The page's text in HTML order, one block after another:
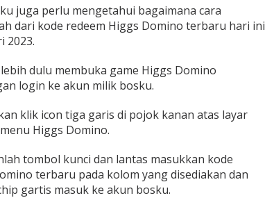
juga perlu mengetahui bagaimana cara
dari kode redeem Higgs Domino terbaru hari ini
2023.
dulu membuka game Higgs Domino
login ke akun milik bosku.
klik icon tiga garis di pojok kanan atas layar
Higgs Domino.
tombol kunci dan lantas masukkan kode
terbaru pada kolom yang disediakan dan
gartis masuk ke akun bosku.